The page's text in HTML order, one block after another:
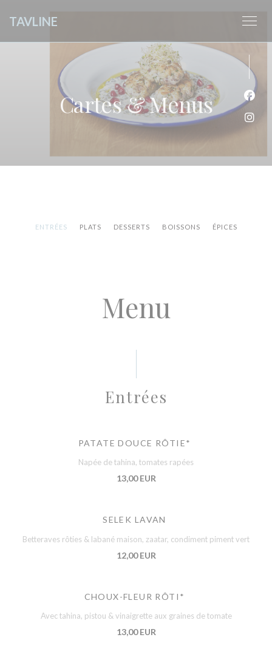
TAVLINE
Cartes & Menus
ENTRÉES PLATS DESSERTS BOISSONS ÉPICES
Menu
Entrées
PATATE DOUCE RÔTIE*
Napée de tahina, tomates rapées
13,00 EUR
SELEK LAVAN
Betteraves rôties & labané maison, zaatar, condiment piment vert
12,00 EUR
CHOUX-FLEUR RÔTI*
Avec tahina, pistou & vinaigrette aux graines de tomate
13,00 EUR